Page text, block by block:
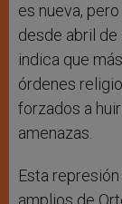
es nueva,
desde abril
indica que
órdenes
forzados a
amenazas.
Esta
amplios de